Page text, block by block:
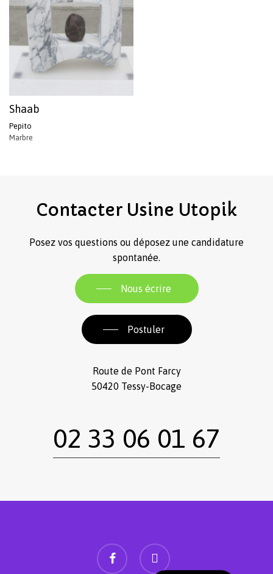
Shaab
Pepito
Marbre
Contacter Usine Utopik
Posez vos questions ou déposez une candidature
spontanée.
Nous écrire
Postuler
Route de Pont Farcy
50420 Tessy-Bocage
02 33 06 01 67
facebook instagram